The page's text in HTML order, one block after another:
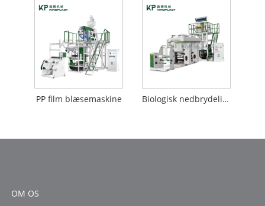
PP film blæsemaskine Biologisk nedbrydelig filmblæsemaskine
OM OS